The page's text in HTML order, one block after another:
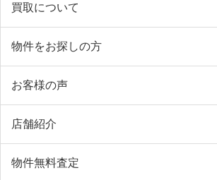
買取について
物件をお探しの方
お客様の声
店舗紹介
物件無料査定